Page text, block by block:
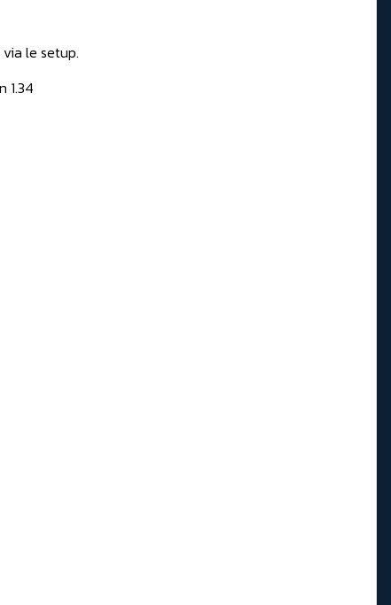
le setup.
1.34